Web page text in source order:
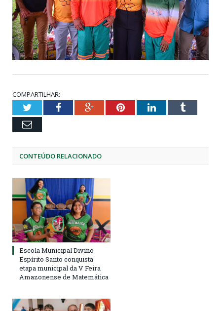
COMPARTILHAR:
TwitterFacebookGoogle+PinterestLinkedInTumblr
Email
CONTEÚDO RELACIONADO
Escola Municipal Divino
Espírito Santo conquista
etapa municipal da V Feira
Amazonense de Matemática